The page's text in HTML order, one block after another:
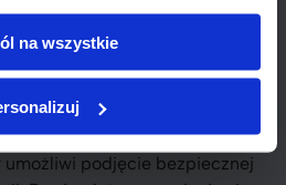
na wszystkie
bez baz wydają się szybkim
jednak, aby nie dać się
Dokładne
dostępnych opcji oraz
umożliwi podjęcie bezpiecznej